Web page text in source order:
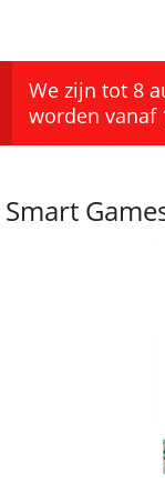
We zijn tot 8
worden vanaf
Smart